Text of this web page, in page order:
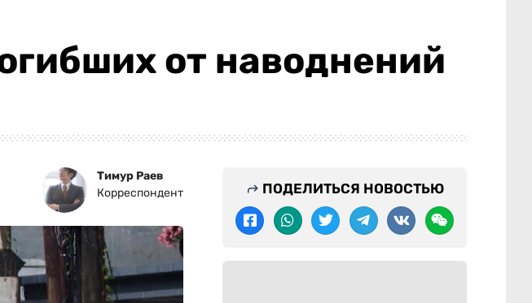
от наводнений
Тимур Раев
Корреспондент
ПОДЕЛИТЬСЯ НОВОСТЬЮ